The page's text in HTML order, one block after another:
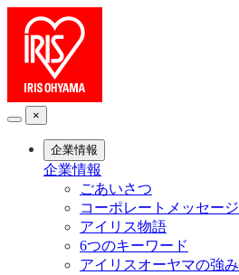
×
企業情報
企業情報
ごあいさつ
コーポレートメッセージ
アイリス物語
6つのキーワード
アイリスオーヤマの強み